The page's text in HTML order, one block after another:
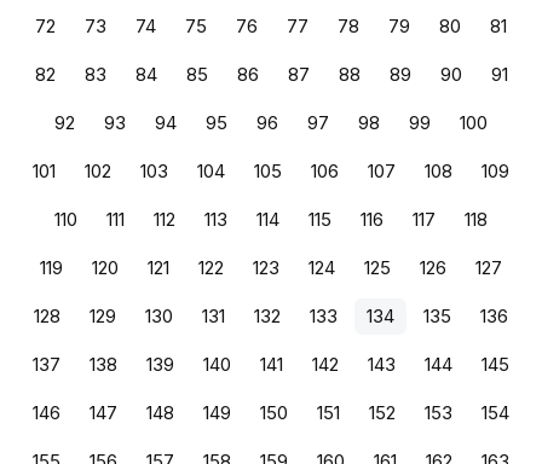
72 73 74 75 76 77 78 79 80 81
82 83 84 85 86 87 88 89 90 91
92 93 94 95 96 97 98 99 100
101 102 103 104 105 106 107 108 109
110 111 112 113 114 115 116 117 118
119 120 121 122 123 124 125 126 127
128 129 130 131 132 133 134 135 136
137 138 139 140 141 142 143 144 145
146 147 148 149 150 151 152 153 154